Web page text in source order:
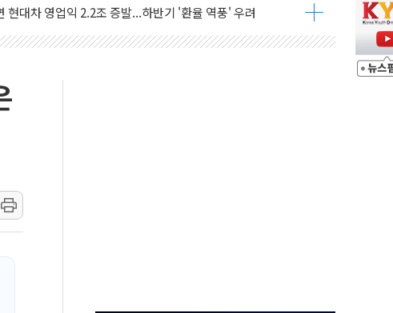
현대차 영업익 2.2조 증발...하반기 '환율 역풍' 우려
규모 해남 태양광발전 '첫삽'…남동발전, 재생에너지 '앞장'
임 의혹' 축구협회 압수수색
서 차세대 AI 메모리 기술력 과시
, 상반기 최대 실적에 13%대 급등
회로 확대…신규 항공사 진입길 열려